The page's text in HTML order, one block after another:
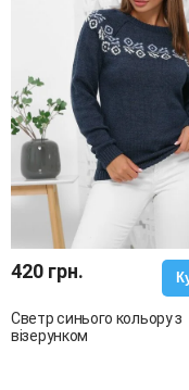
420 грн.
Светр синього кольору з
візерунком